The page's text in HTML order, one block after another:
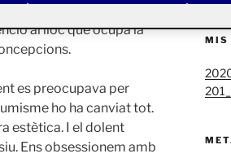
pràctiques, i
al lloc que ocupa la
es preocupava per
ho ha canviat tot.
estètica. I el dolent
Ens obsessionem amb
MIS